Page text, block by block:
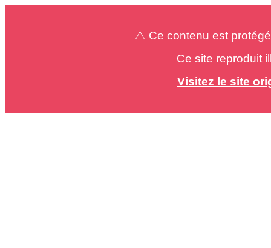
⚠️ Ce contenu est
Ce site reproduit
Visitez le site